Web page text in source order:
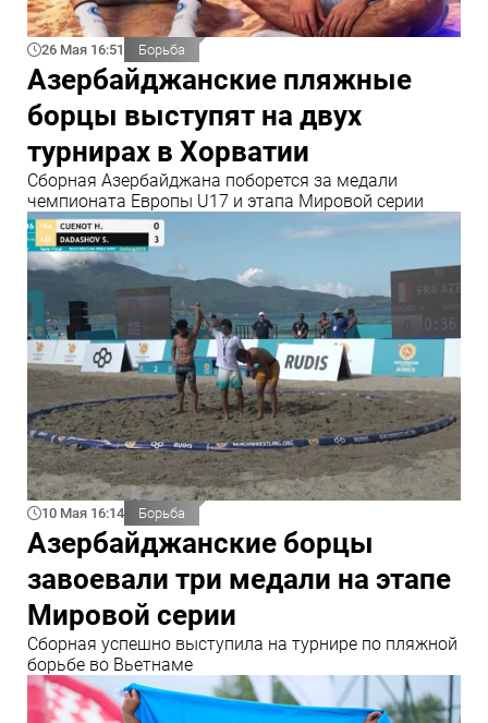
26 Мая 16:51 Борьба
Азербайджанские пляжные
борцы выступят на двух
турнирах в Хорватии
Сборная Азербайджана поборется за медали
чемпионата Европы U17 и этапа Мировой серии
10 Мая 16:14 Борьба
Азербайджанские борцы
завоевали три медали на этапе
Мировой серии
Сборная успешно выступила на турнире по пляжной
борьбе во Вьетнаме